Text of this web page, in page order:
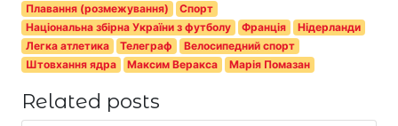
Плавання (розмежування)
Спорт
Національна збірна України з футболу
Франція
Нідерланди
Легка атлетика
Телеграф
Велосипедний спорт
Штовхання ядра
Максим Веракса Марія Помазан
Related posts